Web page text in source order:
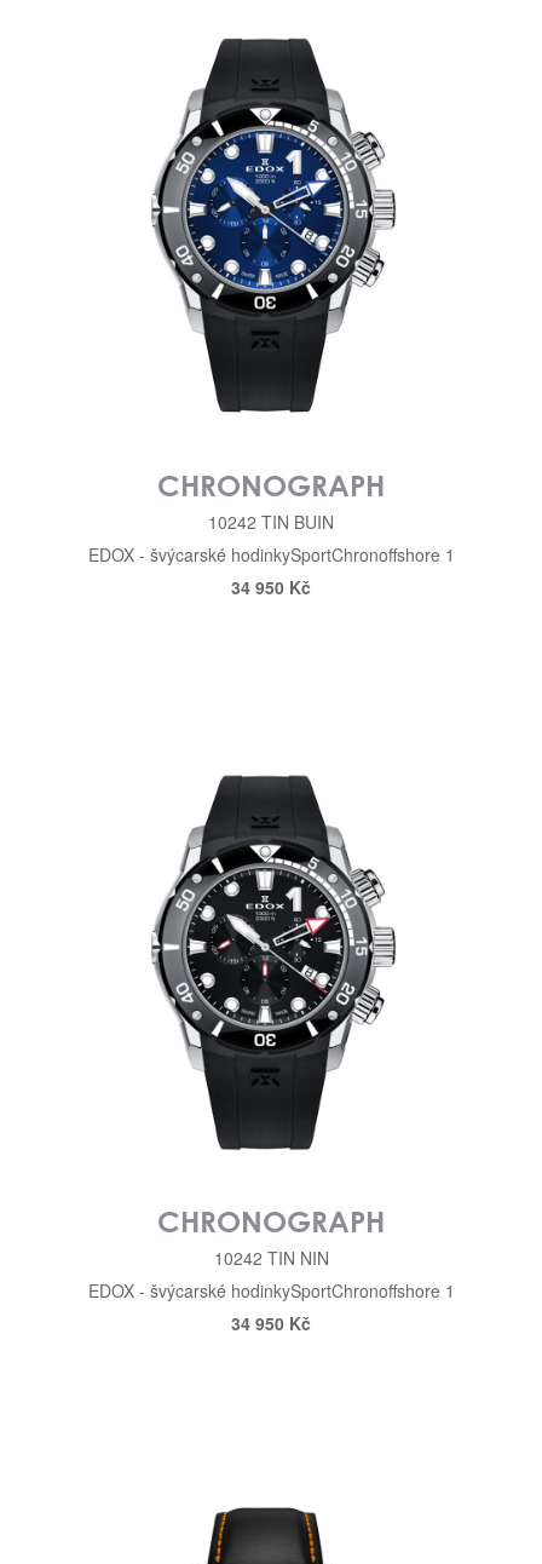
CHRONOGRAPH
10242 TIN BUIN
EDOX - švýcarské hodinkySportChronoffshore 1
34 950 Kč
CHRONOGRAPH
10242 TIN NIN
EDOX - švýcarské hodinkySportChronoffshore 1
34 950 Kč